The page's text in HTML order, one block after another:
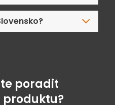
poradit
produktu?